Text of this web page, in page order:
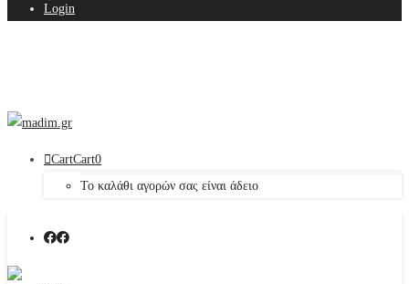
Login
CartCart0
Το καλάθι αγορών σας είναι άδειο